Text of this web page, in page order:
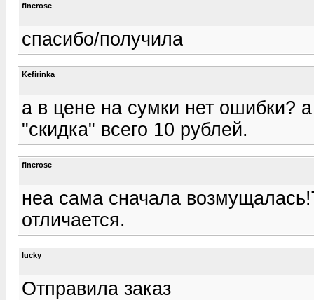
finerose
спасибо/получила
Kefirinka
а в цене на сумки нет ошибки?
"скидка" всего 10 рублей.
finerose
неа сама сначала
отличается.
lucky
Отправила заказ